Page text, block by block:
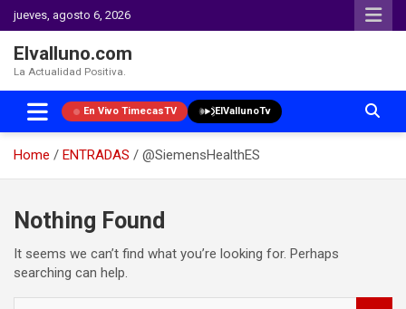
jueves, agosto 6, 2026
Elvalluno.com
La Actualidad Positiva.
En Vivo TimecasTV ElVallunoTv
Home ENTRADAS
@SiemensHealthES
content
Nothing Found
It seems we can’t find what you’re looking for. Perhaps
searching can help.